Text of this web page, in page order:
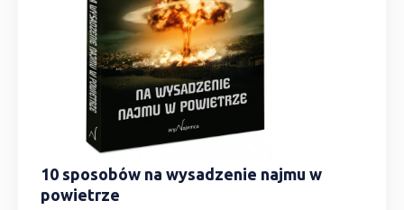
10 sposobów na wysadzenie najmu w
powietrze